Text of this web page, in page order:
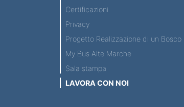
Certificazioni
Privacy
Progetto Realizzazione di un Bosco
My Bus Alte Marche
Sala stampa
LAVORA CON NOI